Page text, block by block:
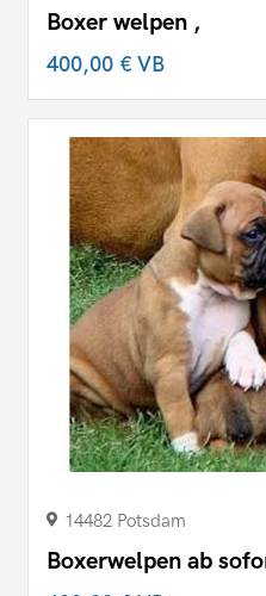
Boxer welpen ,
400,00 €VB
14482 Potsdam
Boxerwelpen ab